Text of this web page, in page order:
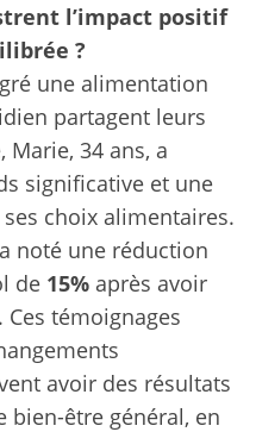
l’impact positif
?
une alimentation
partagent leurs
Marie, 34 ans, a
significative et une
choix alimentaires.
noté une réduction
de 15%après avoir
témoignages
avoir des résultats
bien-être général, en